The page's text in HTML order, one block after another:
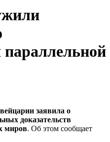
параллельной
заявила о
доказательств
миров. Об этом сообщает